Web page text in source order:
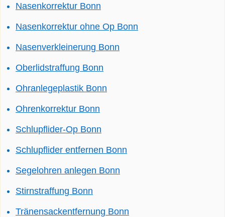
Nasenkorrektur Bonn
Nasenkorrektur ohne Op Bonn
Nasenverkleinerung Bonn
Oberlidstraffung Bonn
Ohranlegeplastik Bonn
Ohrenkorrektur Bonn
Schlupflider-Op Bonn
Schlupflider entfernen Bonn
Segelohren anlegen Bonn
Stirnstraffung Bonn
Tränensackentfernung Bonn